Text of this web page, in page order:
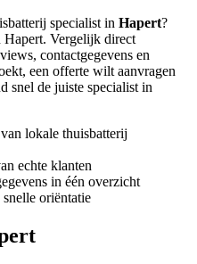
specialist in Hapert?
Hapert. Vergelijk direct
contactgegevens en
een offerte wilt aanvragen
snel de juiste specialist in
lokale thuisbatterij
echte klanten
in één overzicht
oriëntatie